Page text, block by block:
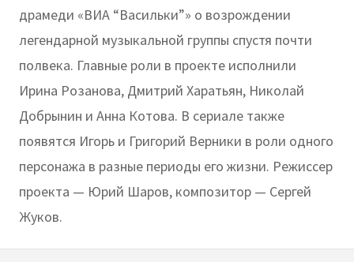
драмеди «ВИА “Васильки”» о возрождении
легендарной музыкальной группы спустя почти
полвека. Главные роли в проекте исполнили
Ирина Розанова, Дмитрий Харатьян, Николай
Добрынин и Анна Котова. В сериале также
появятся Игорь и Григорий Верники в роли одного
персонажа в разные периоды его жизни. Режиссер
проекта — Юрий Шаров, композитор — Сергей
Жуков.